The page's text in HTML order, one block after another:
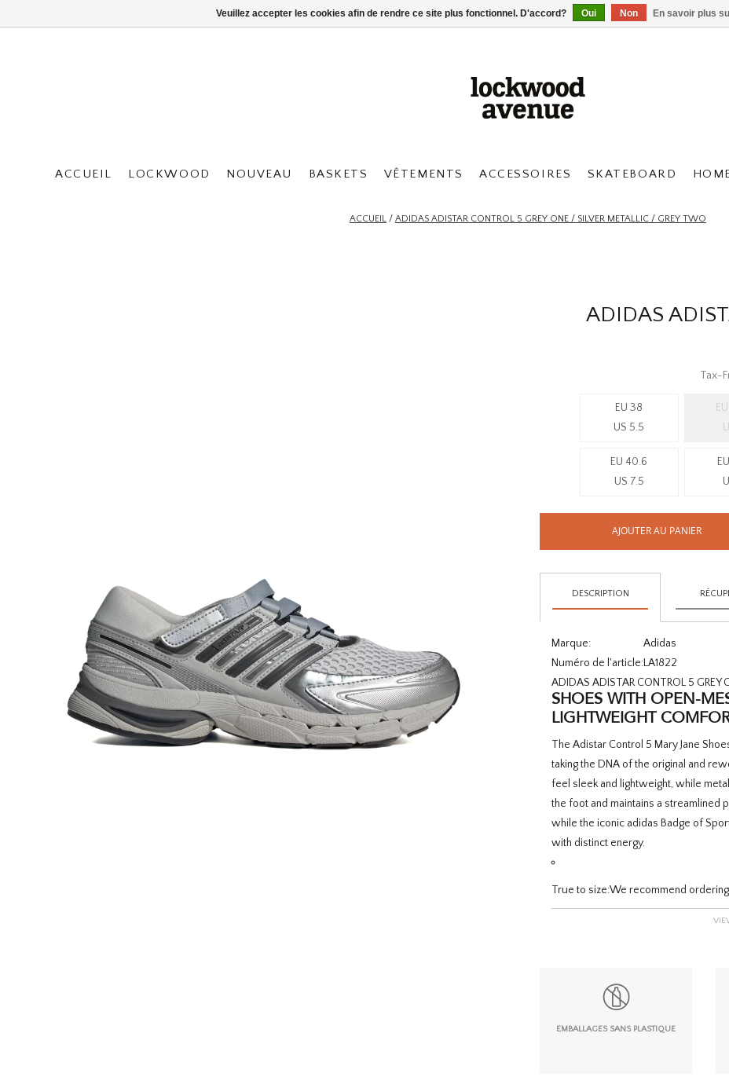
ACCUEIL LOCKWOOD NOUVEAU BASKETS VÊTEMENTS ACCESSOIRES SKATEBOARD
ACCUEIL / ADIDAS ADISTAR CONTROL 5 GREY ONE / SILVER METALLIC / GREY TWO
ADIDAS
Tax-
EU 38
US 5.5
EU 40.6
US 7.5
AJOUTER AU PANIER
DESCRIPTION
Marque:
Adidas
Numéro de l'article:LA1822
ADIDAS ADISTAR CONTROL 5 GREY
SHOES WITH OPEN-
LIGHTWEIGHT
The Adistar Control 5 Mary Jane
taking the DNA of the original and
feel sleek and lightweight, while
the foot and maintains a
while the iconic adidas Badge of
with distinct energy.
True to size:We recommend
EMBALLAGES SANS PLASTIQUE
Veuillez accepter les cookies afin de rendre ce site plus fonctionnel. D'accord? Oui Non En savoir plus